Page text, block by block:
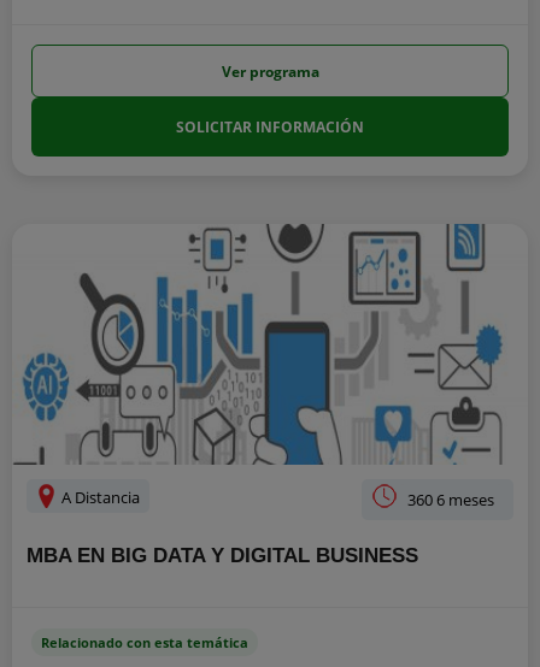
Ver programa
SOLICITAR INFORMACIÓN
A Distancia 360 6 meses
MBA EN BIG DATA Y DIGITAL BUSINESS
Relacionado con esta temática